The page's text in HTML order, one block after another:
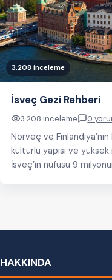
3.208 inceleme
İsveç Gezi Rehberi
3.208 inceleme 0
Norveç ve
kültürlü yapısı ve
İsveç’in nüfusu 9
HAKKINDA